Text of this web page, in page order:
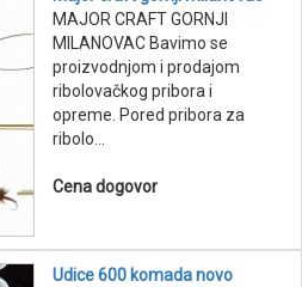
MAJOR CRAFT GORNJI
MILANOVAC Bavimo se
proizvodnjom i prodajom
ribolovačkog pribora i
opreme. Pored pribora za
ribolo...
Cena dogovor
Udice 600 komada novo